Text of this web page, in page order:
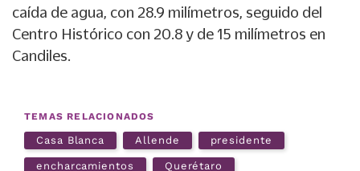
caída de agua, con 28.9 milímetros, seguido del
Centro Histórico con 20.8 y de 15 milímetros en
Candiles.
TEMAS RELACIONADOS
Casa Blanca Allende presidente
encharcamientos Querétaro